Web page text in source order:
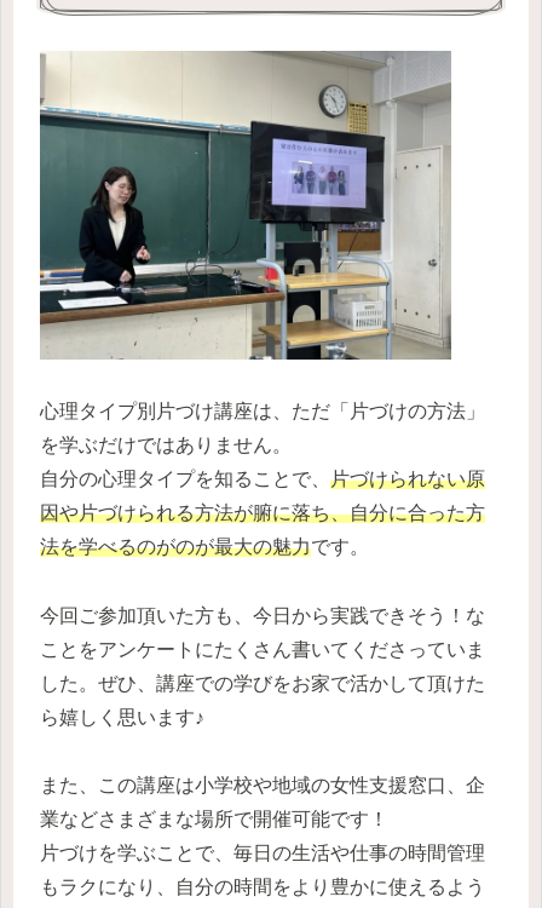
心理タイプ別片づけ講座は、ただ「片づけの方法」
を学ぶだけではありません。
自分の心理タイプを知ることで、 片づけられない原
因や片づけられる方法が腑に落ち、自分に合った方
法を学べるのがのが最大の魅力です。
今回ご参加頂いた方も、今日から実践できそう！な
ことをアンケートにたくさん書いてくださっていま
した。ぜひ、講座での学びをお家で活かして頂けた
ら嬉しく思います♪
また、この講座は小学校や地域の女性支援窓口、企
業などさまざまな場所で開催可能です！
片づけを学ぶことで、毎日の生活や仕事の時間管理
もラクになり、自分の時間をより豊かに使えるよう